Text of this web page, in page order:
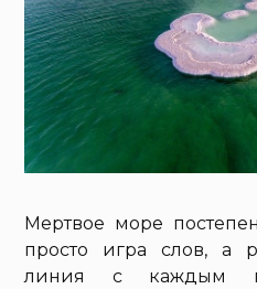
Мертвое море
просто игра слов, а
линия с каждым